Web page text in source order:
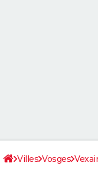
Villes Vosges